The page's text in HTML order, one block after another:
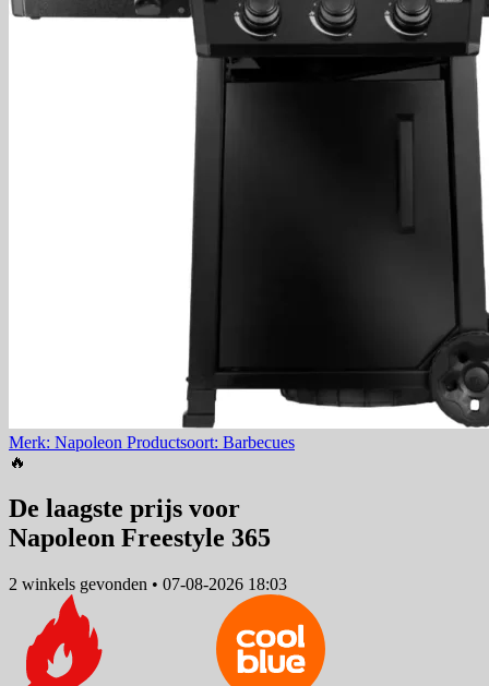
Merk: Napoleon Productsoort: Barbecues
🔥
De laagste prijs voor
Napoleon Freestyle 365
2 winkels gevonden • 07-08-2026 18:03